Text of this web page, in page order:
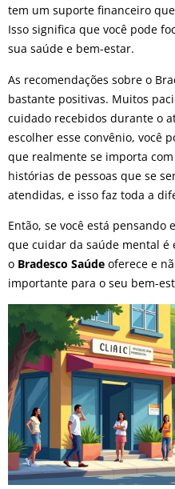
tem um suporte financeiro
Isso significa que você pode
sua saúde e bem-estar.
As recomendações sobre o
bastante positivas. Muitos
cuidado recebidos durante o
escolher esse convênio, você
que realmente se importa com
histórias de pessoas que se
atendidas, e isso faz toda a
Então, se você está
que cuidar da saúde mental é
o Bradesco Saúde oferece e
importante para o seu bem-